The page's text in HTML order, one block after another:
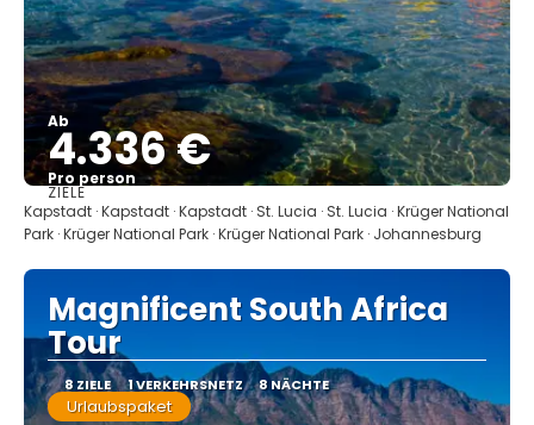
Ab
4.336 €
Pro person
Sehen
ZIELE
Kapstadt · Kapstadt · Kapstadt · St. Lucia · St. Lucia · Krüger National
Park · Krüger National Park · Krüger National Park · Johannesburg
Magnificent South Africa
Tour
8 ZIELE 1 VERKEHRSNETZ 8 NÄCHTE
Urlaubspaket